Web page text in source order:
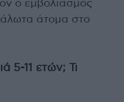
ο εμβολιασμός
άτομα στο
5-11 ετών; Τι